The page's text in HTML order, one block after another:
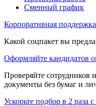
Сменный график
Корпоративная
Какой соцпакет вы
Оформляйте кандидатов
Проверяйте сотрудников
документы без бумаг и
Ускорьте подбор в 2 раза